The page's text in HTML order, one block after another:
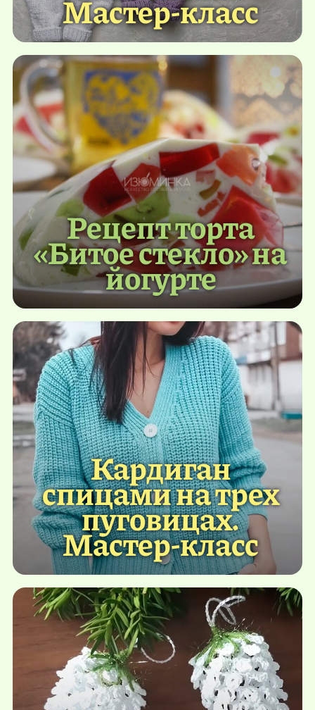
Мастер-класс
Рецепт торта
«Битое стекло» на
йогурте
Кардиган
спицами на трех
пуговицах.
Мастер-класс